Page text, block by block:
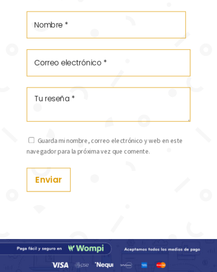
Guarda mi nombre, correo electrónico y web en este
navegador para la próxima vez que comente.
Enviar